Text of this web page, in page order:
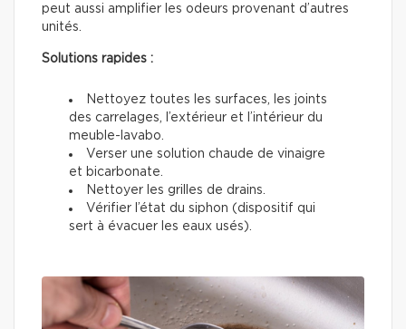
peut aussi amplifier les odeurs provenant d’autres
unités.
Solutions rapides :
Nettoyez toutes les surfaces, les joints
des carrelages, l’extérieur et l’intérieur du
meuble-lavabo.
Verser une solution chaude de vinaigre
et bicarbonate.
Nettoyer les grilles de drains.
Vérifier l’état du siphon (dispositif qui
sert à évacuer les eaux usés).